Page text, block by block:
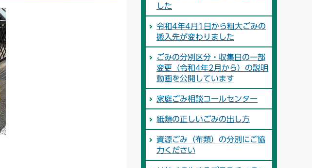
した
令和4年4月1日から粗大ごみの
搬入先が変わりました
ごみの分別区分・収集日の一部
変更（令和4年2月から）の説明
動画を公開しています
家庭ごみ相談コールセンター
紙類の正しいごみの出し方
資源ごみ（布類）の分別にご協
力ください